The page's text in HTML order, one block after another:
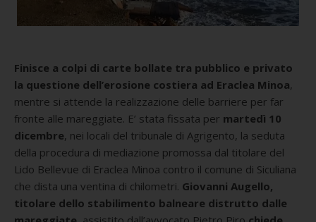
Finisce a colpi di carte bollate tra pubblico e privato
la questione dell’erosione costiera ad Eraclea Minoa,
mentre si attende la realizzazione delle barriere per far
fronte alle mareggiate. E’ stata fissata per martedì 10
dicembre, nei locali del tribunale di Agrigento, la seduta
della procedura di mediazione promossa dal titolare del
Lido Bellevue di Eraclea Minoa contro il comune di Siculiana
che dista una ventina di chilometri. Giovanni Augello,
titolare dello stabilimento balneare distrutto dalle